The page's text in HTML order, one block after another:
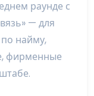
раунде с
— для
найму,
фирменные